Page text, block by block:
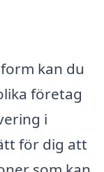
kan du
företag
i
för dig att